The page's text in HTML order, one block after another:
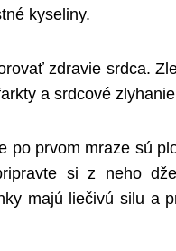
kyseliny.
zdravie srdca.
a srdcové
po prvom mraze sú
si z neho
majú liečivú silu a